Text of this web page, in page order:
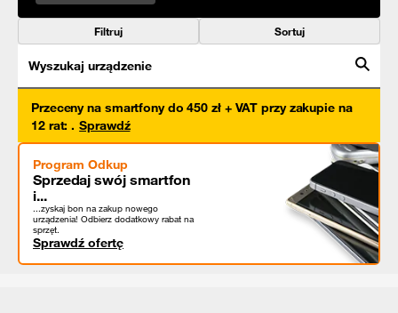
Filtruj Sortuj
Wyszukaj urządzenie
Przeceny na smartfony do 450 zł + VAT przy zakupie na
12 rat: . Sprawdź
Program Odkup
Sprzedaj swój smartfon
i...
...zyskaj bon na zakup nowego
urządzenia! Odbierz dodatkowy rabat na
sprzęt.
Sprawdź ofertę